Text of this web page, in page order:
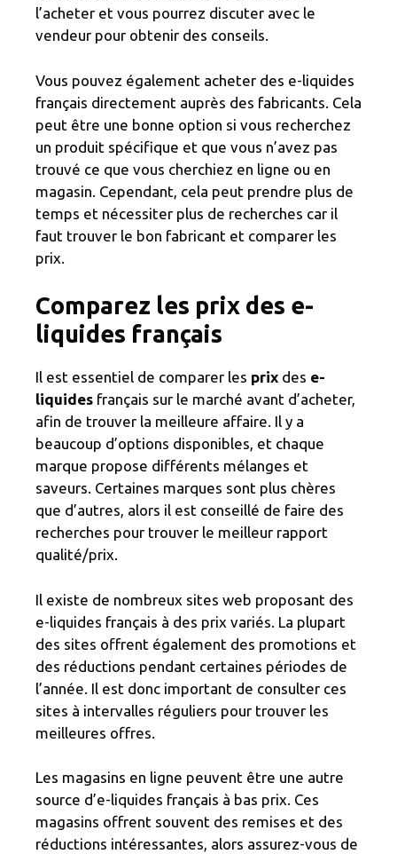
l’acheter et vous pourrez discuter avec le
vendeur pour obtenir des conseils.
Vous pouvez également acheter des e-liquides
français directement auprès des fabricants. Cela
peut être une bonne option si vous recherchez
un produit spécifique et que vous n’avez pas
trouvé ce que vous cherchiez en ligne ou en
magasin. Cependant, cela peut prendre plus de
temps et nécessiter plus de recherches car il
faut trouver le bon fabricant et comparer les
prix.
Comparez les prix des e-
liquides français
Il est essentiel de comparer les prix des e-
liquides français sur le marché avant d’acheter,
afin de trouver la meilleure affaire. Il y a
beaucoup d’options disponibles, et chaque
marque propose différents mélanges et
saveurs. Certaines marques sont plus chères
que d’autres, alors il est conseillé de faire des
recherches pour trouver le meilleur rapport
qualité/prix.
Il existe de nombreux sites web proposant des
e-liquides français à des prix variés. La plupart
des sites offrent également des promotions et
des réductions pendant certaines périodes de
l’année. Il est donc important de consulter ces
sites à intervalles réguliers pour trouver les
meilleures offres.
Les magasins en ligne peuvent être une autre
source d’e-liquides français à bas prix. Ces
magasins offrent souvent des remises et des
réductions intéressantes, alors assurez-vous de